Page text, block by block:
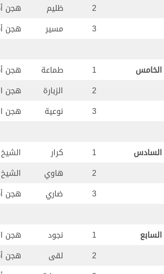
2 ظليم هجن
3
مسير هجن
1 طماعة هجن
2 الزبارة هجن
3
نوعية هجن
1 كرار
2 هاوي
3
ضاري هجن
1 نجود هجن
2 لقى هجن